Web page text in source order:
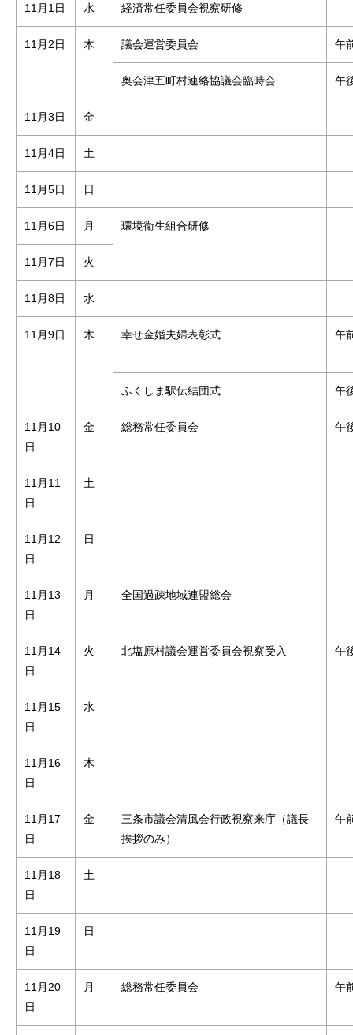
11月1日 水 経済常任委員会視察研修
11月2日 木 議会運営委員会 午
奥会津五町村連絡協議会臨時会 午
11月3日 金
11月4日 土
11月5日 日
11月6日 月 環境衛生組合研修
11月7日 火
11月8日 水
11月9日 木 幸せ金婚夫婦表彰式 午
ふくしま駅伝結団式 午
11月10
日
金 総務常任委員会 午
11月11
日
土
11月12
日
日
11月13
日
月 全国過疎地域連盟総会
11月14
日
火 北塩原村議会運営委員会視察受入 午
11月15
日
水
11月16
日
木
11月17
日
金
三条市議会清風会行政視察来庁（議長
挨拶のみ）
午
11月18
日
土
11月19
日
日
11月20
日
月 総務常任委員会 午